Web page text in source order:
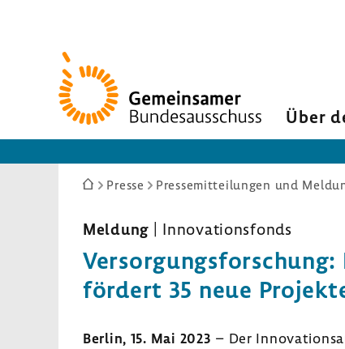
Zur
Startseite
Über
Sie
hier:
Presse Pressemitteilungen und
Meldung | Inno­va­ti­ons­fonds
fördert 35 neue
Berlin, 15. Mai 2023 – Der